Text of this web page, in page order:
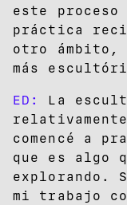
este
práctica
otro ámbito,
más
ED: La
comencé a
que es algo
explorando.
mi trabajo